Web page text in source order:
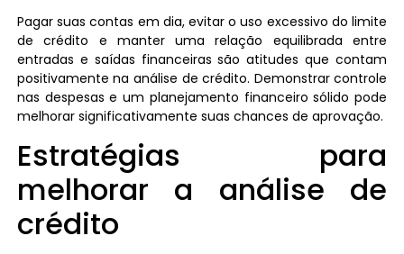
Pagar suas contas em dia, evitar o uso excessivo do limite
de crédito e manter uma relação equilibrada entre
entradas e saídas financeiras são atitudes que contam
positivamente na análise de crédito. Demonstrar controle
nas despesas e um planejamento financeiro sólido pode
melhorar significativamente suas chances de aprovação.
Estratégias para
melhorar a análise de
crédito